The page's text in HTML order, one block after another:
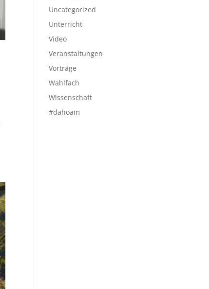
Uncategorized
Unterricht
Video
Veranstaltungen
Vorträge
Wahlfach
Wissenschaft
#dahoam